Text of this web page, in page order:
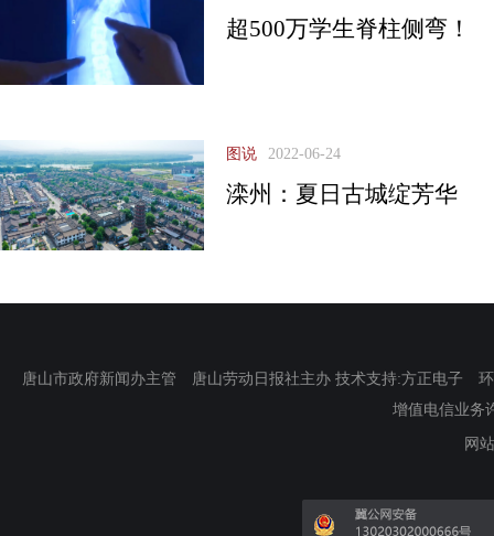
超500万学生脊柱侧弯！
图说 2022-06-24
滦州：夏日古城绽芳华
唐山市政府新闻办主管 唐山劳动日报社主办 技术支持:方正电子
增值电信业务
网